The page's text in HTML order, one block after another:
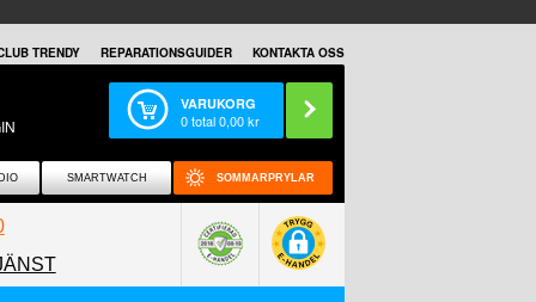
TRENDY REPARATIONSGUIDER KONTAKTA OSS
VARUKORG
0total0,00kr
SMARTWATCH SOMMARPRYLAR